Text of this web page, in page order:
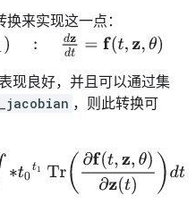
来实现这一点：
θ)
现良好，并且可以通过集
，则此转换可
t Tr z θ)∂z(t))d t